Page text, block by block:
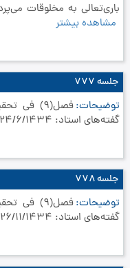
باری‌تعالی به مخلوقات
مشاهده بیشتر
جلسه ۷۷۷
توضیحات
فصل(9) في
گفته‌های استاد: 24/6/1434
جلسه ۷۷۸
توضیحات
فصل(9) في
گفته‌های استاد: 26/11/1434